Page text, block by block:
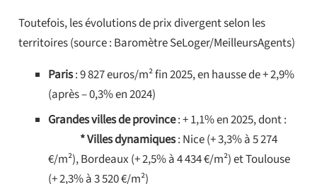
Toutefois, les évolutions de prix divergent selon les
territoires (source : Baromètre SeLoger/MeilleursAgents)
Paris: 9 827 euros/m² fin 2025, en hausse de + 2,9%
(après – 0,3% en 2024)
Grandes villes de province: + 1,1% en 2025, dont :
* Villes dynamiques: Nice (+ 3,3% à 5 274
€/m²), Bordeaux (+ 2,5% à 4 434 €/m²) et Toulouse
(+ 2,3% à 3 520 €/m²)